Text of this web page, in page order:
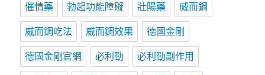
催情藥 勃起功能障礙 壯陽藥 威而鋼
威而鋼吃法 威而鋼效果 德國金剛
德國金剛官網 必利勁 必利勁副作用